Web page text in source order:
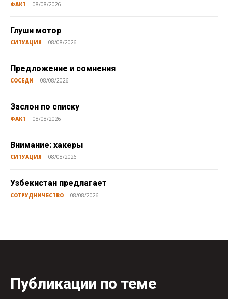
ФАКТ 08/08/2026
Глуши мотор
СИТУАЦИЯ 08/08/2026
Предложение и сомнения
СОСЕДИ 08/08/2026
Заслон по списку
ФАКТ 08/08/2026
Внимание: хакеры
СИТУАЦИЯ 08/08/2026
Узбекистан предлагает
СОТРУДНИЧЕСТВО 08/08/2026
Публикации по теме